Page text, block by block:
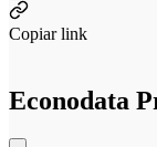
Copiar link
Econodata